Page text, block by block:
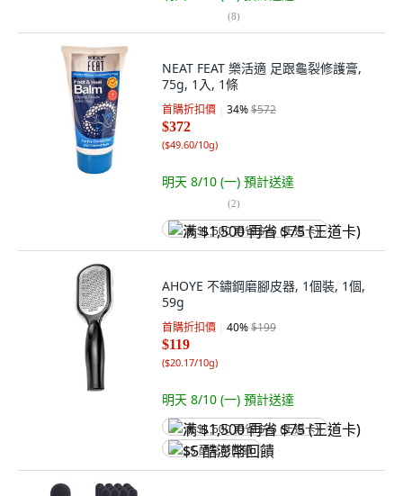
(8)
NEAT FEAT 樂活適 足跟龜裂修護膏,
75g, 1入, 1條
首購折扣價 34%$572
$372
($49.60/10g)
明天 8/10 (一) 預計送達
(2)
满 $1,500 再省 $75 (王道卡)
AHOYE 不鏽鋼磨腳皮器, 1個裝, 1個,
59g
首購折扣價 40%$199
$119
($20.17/10g)
明天 8/10 (一) 預計送達
满 $1,500 再省 $75 (王道卡)
$5 酷澎幣回饋